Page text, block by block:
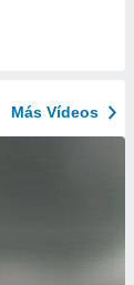
Más Vídeos